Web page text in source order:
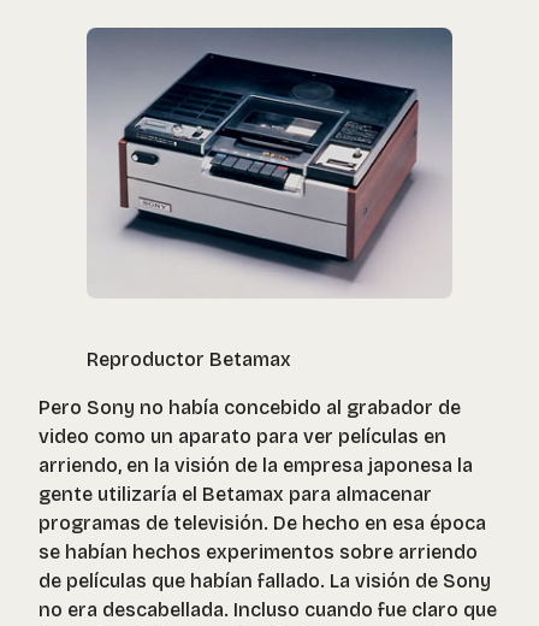
Reproductor Betamax
Pero Sony no había concebido al grabador de
video como un aparato para ver películas en
arriendo, en la visión de la empresa japonesa la
gente utilizaría el Betamax para almacenar
programas de televisión. De hecho en esa época
se habían hechos experimentos sobre arriendo
de películas que habían fallado. La visión de Sony
no era descabellada. Incluso cuando fue claro que